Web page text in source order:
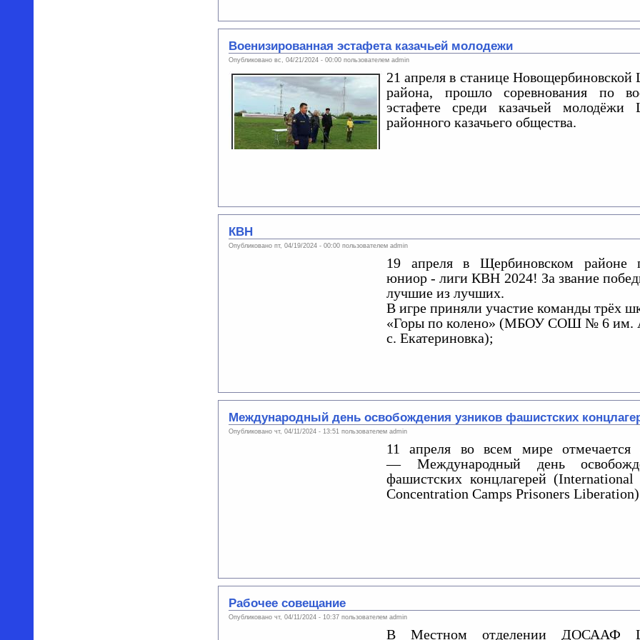
Военизированная эстафета казачьей молодежи
Опубликовано вс, 04/21/2024 - 00:00 пользователем admin
21 апреля в станице Новощербиновской
района, прошло соревнования по
эстафете среди казачьей молодёжи
районного казачьего общества.
КВН
Опубликовано пт, 04/19/2024 - 00:00 пользователем admin
19 апреля в Щербиновском районе
юниор - лиги КВН 2024! За звание
лучшие из лучших.
В игре приняли участие команды трёх
«Горы по колено» (МБОУ СОШ № 6 им.
с. Екатериновка);
Международный день освобождения узников фашистских
Опубликовано чт, 04/11/2024 - 13:51 пользователем admin
11 апреля во всем мире отмечается
— Международный день
фашистских концлагерей
Concentration Camps Prisoners
Рабочее совещание
Опубликовано чт, 04/11/2024 - 10:37 пользователем admin
В Местном отделении ДОСААФ